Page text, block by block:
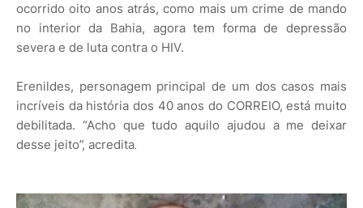
ocorrido oito anos atrás, como mais um crime de mando
no interior da Bahia, agora tem forma de depressão
severa e de luta contra o HIV.
Erenildes, personagem principal de um dos casos mais
incríveis da história dos 40 anos do CORREIO, está muito
debilitada. “Acho que tudo aquilo ajudou a me deixar
desse jeito”, acredita.